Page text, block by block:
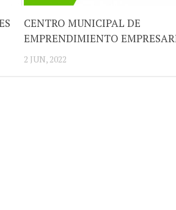
CENTRO MUNICIPAL DE
EMPRENDIMIENTO
2 JUN, 2022